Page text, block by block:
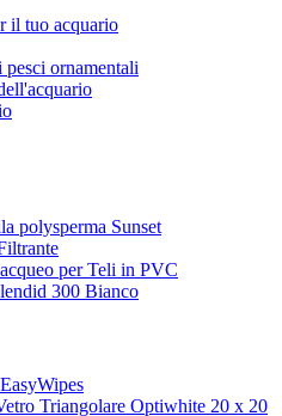
il tuo acquario
ornamentali
polysperma Sunset
per Teli in PVC
300 Bianco
Triangolare Optiwhite 20 x 20